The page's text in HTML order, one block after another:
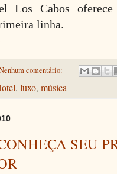
Los Cabos
linha.
comentário:
, luxo, música
SEU